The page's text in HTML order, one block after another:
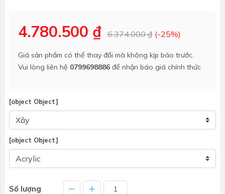
4.780.500 ₫ 6.374.000 ₫ (-25%)
Giá sản phẩm có thể thay đổi mà không kịp báo trước.
Vui lòng liên hệ 0799698886 để nhận báo giá chính thức
[object Object]
[object Object]
Số lượng